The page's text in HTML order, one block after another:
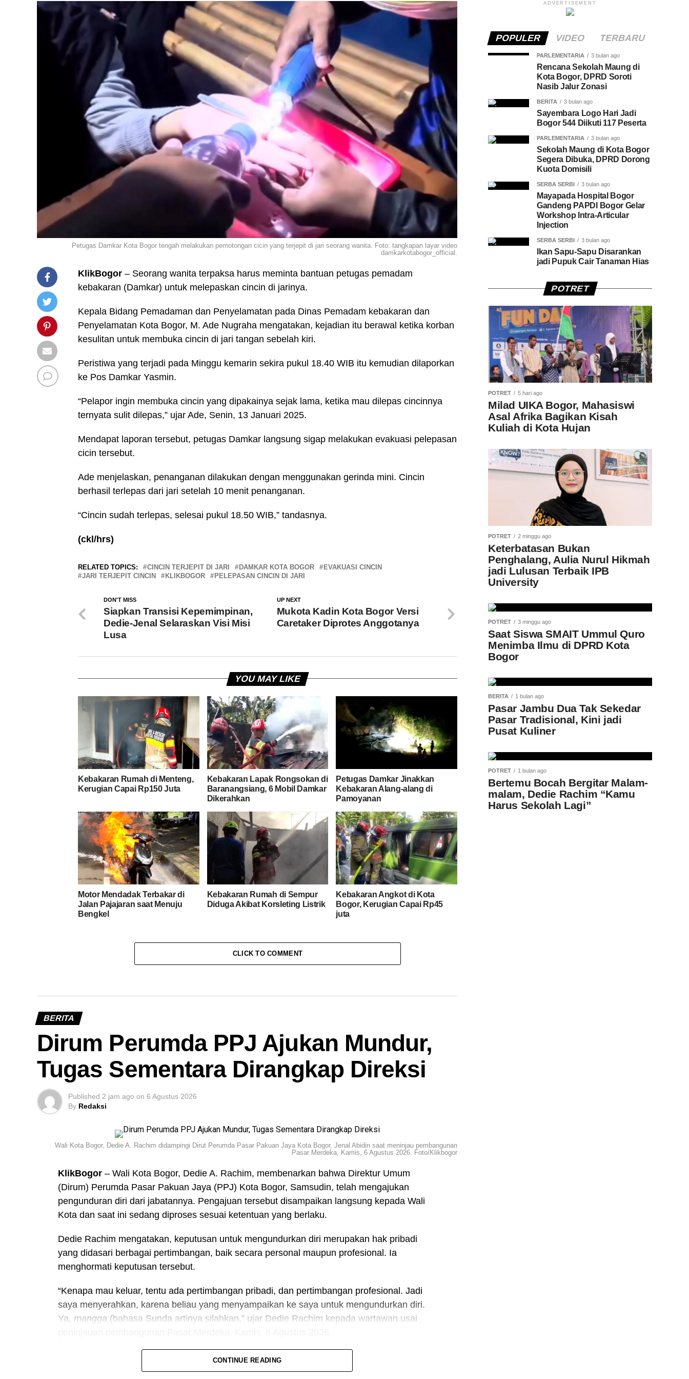
Petugas Damkar Kota Bogor tengah melakukan pemotongan cicin yang terjepit di jari seorang wanita. Foto: tangkapan layar video
damkarkotabogor_official.
KlikBogor – Seorang wanita terpaksa harus meminta bantuan petugas pemadam
kebakaran (Damkar) untuk melepaskan cincin di jarinya.
Kepala Bidang Pemadaman dan Penyelamatan pada Dinas Pemadam kebakaran dan
Penyelamatan Kota Bogor, M. Ade Nugraha mengatakan, kejadian itu berawal ketika korban
kesulitan untuk membuka cincin di jari tangan sebelah kiri.
Peristiwa yang terjadi pada Minggu kemarin sekira pukul 18.40 WIB itu kemudian dilaporkan
ke Pos Damkar Yasmin.
“Pelapor ingin membuka cincin yang dipakainya sejak lama, ketika mau dilepas cincinnya
ternyata sulit dilepas,” ujar Ade, Senin, 13 Januari 2025.
Mendapat laporan tersebut, petugas Damkar langsung sigap melakukan evakuasi pelepasan
cicin tersebut.
Ade menjelaskan, penanganan dilakukan dengan menggunakan gerinda mini. Cincin
berhasil terlepas dari jari setelah 10 menit penanganan.
“Cincin sudah terlepas, selesai pukul 18.50 WIB,” tandasnya.
(ckl/hrs)
RELATED TOPICS: CINCIN TERJEPIT DI JARI DAMKAR KOTA BOGOR
EVAKUASI CINCIN
JARI TERJEPIT CINCIN
KLIKBOGOR PELEPASAN CINCIN DI JARI
UP NEXT
Mukota Kadin Kota Bogor Versi
Caretaker Diprotes Anggotanya
DON'T MISS
Siapkan Transisi Kepemimpinan,
Dedie-Jenal Selaraskan Visi Misi
Lusa
YOU MAY LIKE
Kebakaran Rumah di Menteng,
Kerugian Capai Rp150 Juta
Kebakaran Lapak Rongsokan di
Baranangsiang, 6 Mobil Damkar
Dikerahkan
Petugas Damkar Jinakkan
Kebakaran Alang-alang di
Pamoyanan
Motor Mendadak Terbakar di
Jalan Pajajaran saat Menuju
Bengkel
Kebakaran Rumah di Sempur
Diduga Akibat Korsleting Listrik
Kebakaran Angkot di Kota
Bogor, Kerugian Capai Rp45
juta
CLICK TO COMMENT
BERITA
Dirum Perumda PPJ Ajukan Mundur,
Tugas Sementara Dirangkap Direksi
Published 2 jam ago on 6 Agustus 2026
By Redaksi
Wali Kota Bogor, Dedie A. Rachim didampingi Dirut Perumda Pasar Pakuan Jaya Kota Bogor, Jenal Abidin saat meninjau pembangunan
Pasar Merdeka, Kamis, 6 Agustus 2026. Foto/Klikbogor
KlikBogor – Wali Kota Bogor, Dedie A. Rachim, membenarkan bahwa Direktur Umum
(Dirum) Perumda Pasar Pakuan Jaya (PPJ) Kota Bogor, Samsudin, telah mengajukan
pengunduran diri dari jabatannya. Pengajuan tersebut disampaikan langsung kepada Wali
Kota dan saat ini sedang diproses sesuai ketentuan yang berlaku.
Dedie Rachim mengatakan, keputusan untuk mengundurkan diri merupakan hak pribadi
yang didasari berbagai pertimbangan, baik secara personal maupun profesional. Ia
menghormati keputusan tersebut.
“Kenapa mau keluar, tentu ada pertimbangan pribadi, dan pertimbangan profesional. Jadi
saya menyerahkan, karena beliau yang menyampaikan ke saya untuk mengundurkan diri.
Ya, mangga (bahasa Sunda artinya silahkan,” ujar Dedie Rachim kepada wartawan usai
Pasar Merdeka Tampil dengan Wajah Baru: Pasar Bersih hingga Onderdil
CONTINUE READING
ADVERTISEMENT
POPULER VIDEO TERBARU
PARLEMENTARIA 3 bulan ago
Rencana Sekolah Maung di
Kota Bogor, DPRD Soroti
Nasib Jalur Zonasi
BERITA 3 bulan ago
Sayembara Logo Hari Jadi
Bogor 544 Diikuti 117 Peserta
PARLEMENTARIA 3 bulan ago
Sekolah Maung di Kota Bogor
Segera Dibuka, DPRD Dorong
Kuota Domisili
SERBA SERBI 3 bulan ago
Mayapada Hospital Bogor
Gandeng PAPDI Bogor Gelar
Workshop Intra-Articular
Injection
SERBA SERBI 3 bulan ago
Ikan Sapu-Sapu Disarankan
jadi Pupuk Cair Tanaman Hias
POTRET
POTRET 5 hari ago
Milad UIKA Bogor, Mahasiswi
Asal Afrika Bagikan Kisah
Kuliah di Kota Hujan
POTRET 2 minggu ago
Keterbatasan Bukan
Penghalang, Aulia Nurul Hikmah
jadi Lulusan Terbaik IPB
University
POTRET 3 minggu ago
Saat Siswa SMAIT Ummul Quro
Menimba Ilmu di DPRD Kota
Bogor
BERITA 1 bulan ago
Pasar Jambu Dua Tak Sekedar
Pasar Tradisional, Kini jadi
Pusat Kuliner
POTRET 1 bulan ago
Bertemu Bocah Bergitar Malam-
malam, Dedie Rachim “Kamu
Harus Sekolah Lagi”